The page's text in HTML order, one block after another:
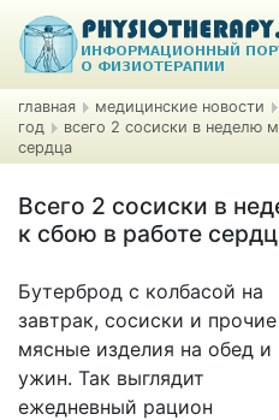
главная медицинские новости
год
всего 2 сосиски в неделю
сердца
Всего 2 сосиски в
к сбою в работе
Бутерброд с колбасой на
завтрак, сосиски и прочие
мясные изделия на обед и
ужин. Так выглядит
ежедневный рацион